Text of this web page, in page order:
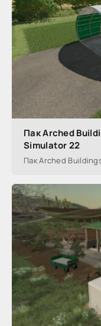
Пак Arched
Simulator 22
Пак Arched